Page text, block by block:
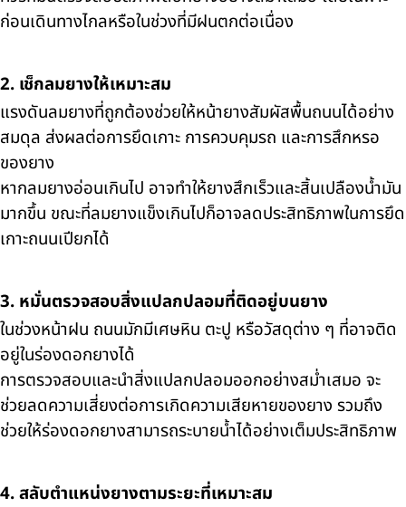
ก่อนเดินทางไกลหรือในช่วงที่มีฝนตกต่อเนื่อง
2. เช็กลมยางให้เหมาะสม
แรงดันลมยางที่ถูกต้องช่วยให้หน้ายางสัมผัสพื้นถนนได้อย่าง
สมดุล ส่งผลต่อการยึดเกาะ การควบคุมรถ และการสึกหรอ
ของยาง
หากลมยางอ่อนเกินไป อาจทำให้ยางสึกเร็วและสิ้นเปลืองน้ำมัน
มากขึ้น ขณะที่ลมยางแข็งเกินไปก็อาจลดประสิทธิภาพในการยึด
เกาะถนนเปียกได้
3. หมั่นตรวจสอบสิ่งแปลกปลอมที่ติดอยู่บนยาง
ในช่วงหน้าฝน ถนนมักมีเศษหิน ตะปู หรือวัสดุต่าง ๆ ที่อาจติด
อยู่ในร่องดอกยางได้
การตรวจสอบและนำสิ่งแปลกปลอมออกอย่างสม่ำเสมอ จะ
ช่วยลดความเสี่ยงต่อการเกิดความเสียหายของยาง รวมถึง
ช่วยให้ร่องดอกยางสามารถระบายน้ำได้อย่างเต็มประสิทธิภาพ
4. สลับตำแหน่งยางตามระยะที่เหมาะสม